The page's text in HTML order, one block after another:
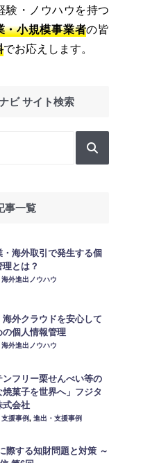
験・ノウハウを持つ
・小規模事業者の皆
でお応えします。
ビ サイト検索
事一覧
海外取引で発生する個
とは？
海外進出ノウハウ
外クラウドを安心して
個人情報管理
海外進出ノウハウ
ンフリー栗せんべい等の
菓子を世界へ」フジタ
式会社
支援事例, 進出・支援事例
際する知財問題と対策 ～